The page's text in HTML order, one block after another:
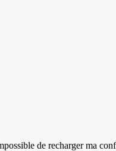
de recharger ma